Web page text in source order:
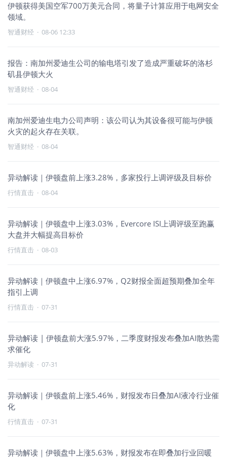
伊顿获得美国空军700万美元合同，将量子计算应用于电网安全
领域。
智通财经 · 08-06 12:33
报告：南加州爱迪生公司的输电塔引发了造成严重破坏的洛杉
矶县伊顿大火
智通财经 · 08-04
南加州爱迪生电力公司声明：该公司认为其设备很可能与伊顿
火灾的起火存在关联。
智通财经 · 08-04
异动解读｜伊顿盘前上涨3.28%，多家投行上调评级及目标价
行情直击 · 08-04
异动解读｜伊顿盘中上涨3.03%，Evercore ISI上调评级至跑赢
大盘并大幅提高目标价
行情直击 · 08-03
异动解读｜伊顿盘中上涨6.97%，Q2财报全面超预期叠加全年
指引上调
行情直击 · 07-31
异动解读 | 伊顿盘前大涨5.97%，二季度财报发布叠加AI散热需
求催化
异动解读 · 07-31
异动解读｜伊顿盘前上涨5.46%，财报发布日叠加AI液冷行业催
化
行情直击 · 07-31
异动解读｜伊顿盘中上涨5.63%，财报发布在即叠加行业回暖